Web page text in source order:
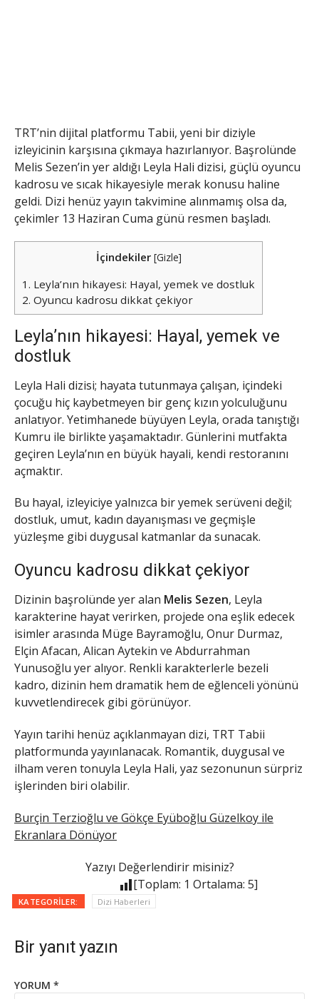
TRT’nin dijital platformu Tabii, yeni bir diziyle
izleyicinin karşısına çıkmaya hazırlanıyor. Başrolünde
Melis Sezen’in yer aldığı Leyla Hali dizisi, güçlü oyuncu
kadrosu ve sıcak hikayesiyle merak konusu haline
geldi. Dizi henüz yayın takvimine alınmamış olsa da,
çekimler 13 Haziran Cuma günü resmen başladı.
İçindekiler [Gizle]
1. Leyla’nın hikayesi: Hayal, yemek ve dostluk
2. Oyuncu kadrosu dikkat çekiyor
Leyla’nın hikayesi: Hayal, yemek ve
dostluk
Leyla Hali dizisi; hayata tutunmaya çalışan, içindeki
çocuğu hiç kaybetmeyen bir genç kızın yolculuğunu
anlatıyor. Yetimhanede büyüyen Leyla, orada tanıştığı
Kumru ile birlikte yaşamaktadır. Günlerini mutfakta
geçiren Leyla’nın en büyük hayali, kendi restoranını
açmaktır.
Bu hayal, izleyiciye yalnızca bir yemek serüveni değil;
dostluk, umut, kadın dayanışması ve geçmişle
yüzleşme gibi duygusal katmanlar da sunacak.
Oyuncu kadrosu dikkat çekiyor
Dizinin başrolünde yer alan Melis Sezen, Leyla
karakterine hayat verirken, projede ona eşlik edecek
isimler arasında Müge Bayramoğlu, Onur Durmaz,
Elçin Afacan, Alican Aytekin ve Abdurrahman
Yunusoğlu yer alıyor. Renkli karakterlerle bezeli
kadro, dizinin hem dramatik hem de eğlenceli yönünü
kuvvetlendirecek gibi görünüyor.
Yayın tarihi henüz açıklanmayan dizi, TRT Tabii
platformunda yayınlanacak. Romantik, duygusal ve
ilham veren tonuyla Leyla Hali, yaz sezonunun sürpriz
işlerinden biri olabilir.
Burçin Terzioğlu ve Gökçe Eyüboğlu Güzelkoy ile
Ekranlara Dönüyor
Yazıyı Değerlendirir misiniz?
[Toplam: 1 Ortalama: 5]
KATEGORILER: Dizi Haberleri
Bir yanıt yazın
YORUM *